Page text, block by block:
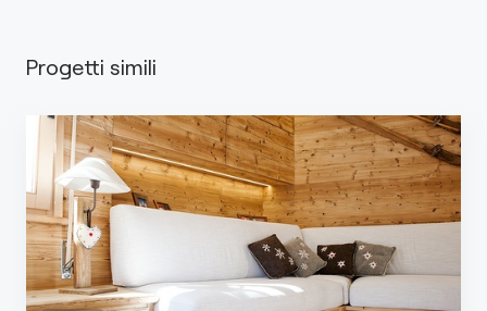
Progetti simili